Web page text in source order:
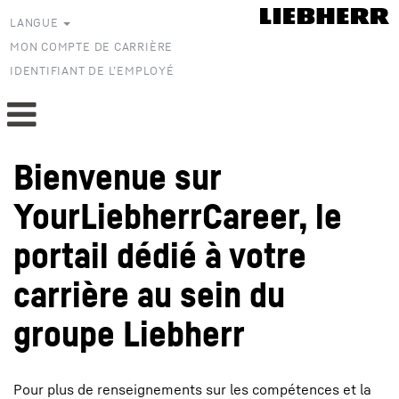
LANGUE
MON COMPTE DE CARRIÈRE
IDENTIFIANT DE L’EMPLOYÉ
Bienvenue sur
YourLiebherrCareer, le
portail dédié à votre
carrière au sein du
groupe Liebherr
Pour plus de renseignements sur les compétences et la